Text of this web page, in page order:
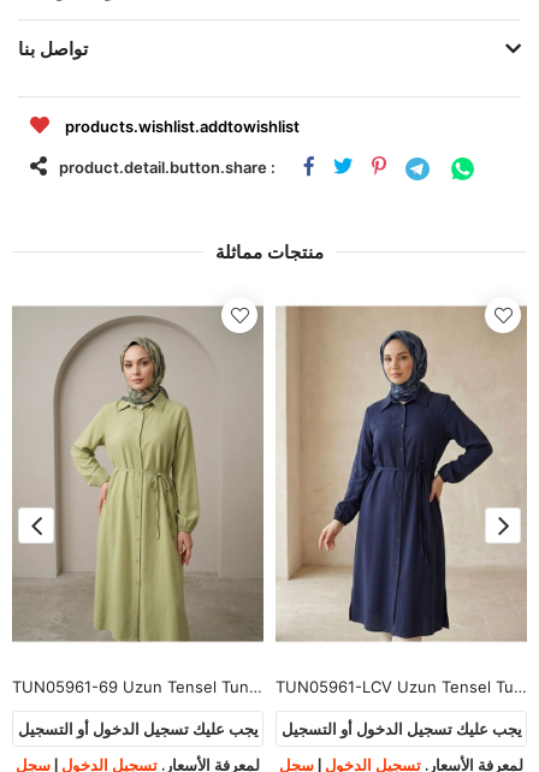
تواصل بنا
products.wishlist.addtowishlist
product.detail.button.share :
منتجات مماثلة
TUN05961-69 Uzun Tensel Tunik-YAĞ YEŞİLİ
يجب عليك تسجيل الدخول أو التسجيل
لمعرفة الأسعار. تسجيل الدخول | سجل
TUN05961-LCV Uzun Tensel Tunik-Lacivert
يجب عليك تسجيل الدخول أو التسجيل
لمعرفة الأسعار. تسجيل الدخول | سجل